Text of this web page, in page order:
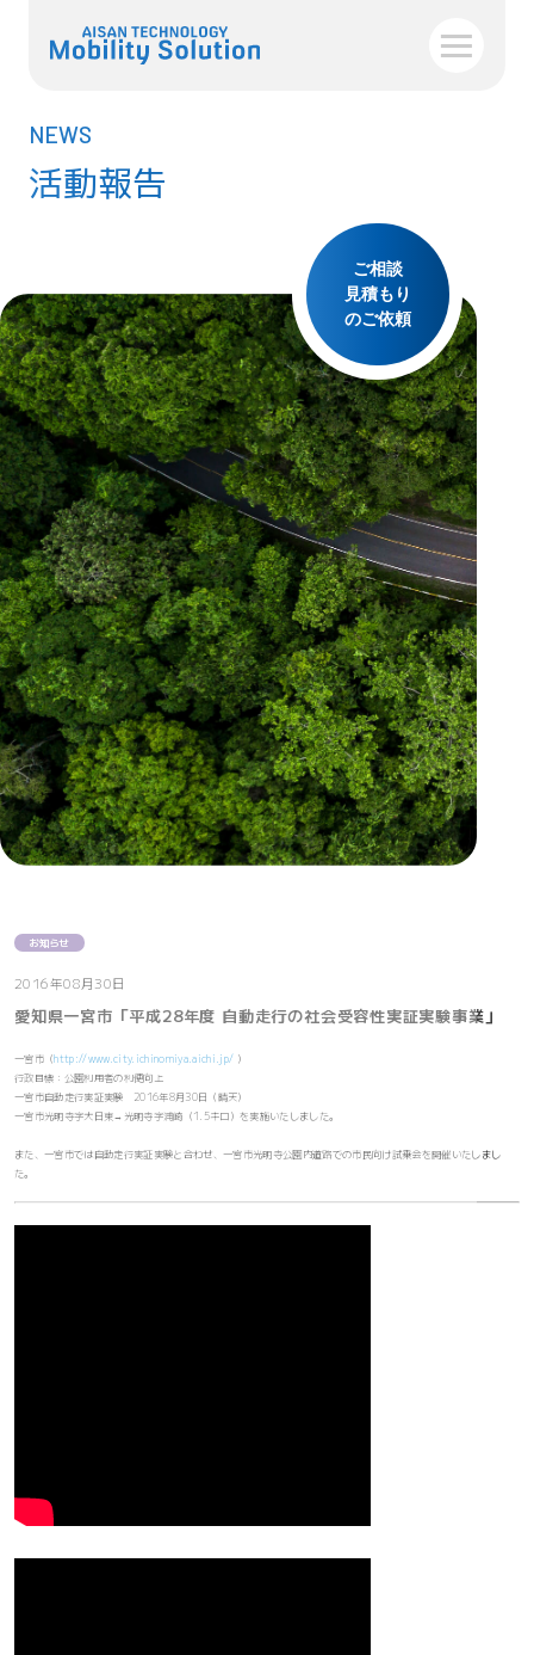
NEWS
活動報告
ご相談
見積もり
のご依頼
お知らせ
2016年08月30日
愛知県一宮市「平成28年度 自動走行の社会受容性実証実験事業」
一宮市（http://www.city.ichinomiya.aichi.jp/ ）
行政目標：公園利用者の利便向上
一宮市自動走行実証実験 2016年8月30日（晴天）
一宮市光明寺字大日東→光明寺字浦崎（1.5キロ）を実施いたしました。
また、一宮市では自動走行実証実験と合わせ、一宮市光明寺公園内道路での市民向け試乗会を開催いたしまし
た。